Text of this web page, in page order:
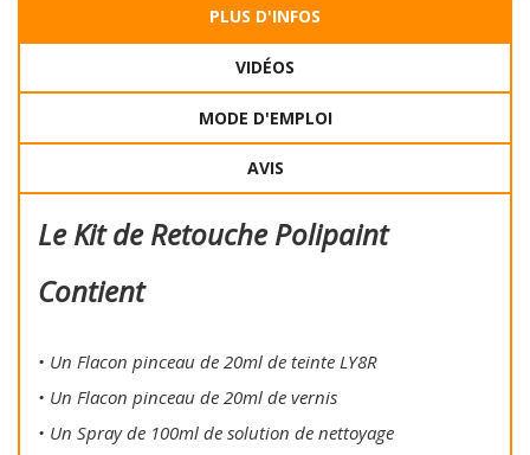
PLUS D'INFOS
VIDÉOS
MODE D'EMPLOI
AVIS
Le Kit de Retouche Polipaint
Contient
• Un Flacon pinceau de 20ml de teinte LY8R
• Un Flacon pinceau de 20ml de vernis
• Un Spray de 100ml de solution de nettoyage